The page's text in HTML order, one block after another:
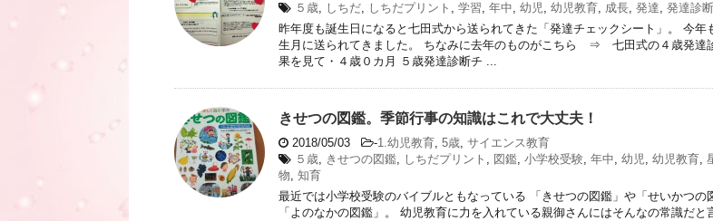
５歳, しちだ, しちだプリント , 学習, 年中, 幼児, 幼児教育, 成長, 発達, 発達診断
昨年度も誕生日になると七田式から送られてきた「発達チェックシート」。 今年
生月に送られてきました。 ちなみに去年のものがこちら ⇒ 七田式の４歳発達
果を見て・４歳０カ月 ５歳発達診断チ ...
きせつの図鑑。季節行事の知識はこれで大丈夫！
2018/05/03 -1.幼児教育, 5歳, サイエンス教育
５歳, きせつの図鑑, しちだプリント , 図鑑, 小学校受験, 年中, 幼児, 幼児教育,
物, 知育
最近では小学校受験のバイブルともなっている 「きせつの図鑑」や「せいかつの
「よのなかの図鑑」。 幼児教育に力を入れている親御さんにはそんなの常識だと